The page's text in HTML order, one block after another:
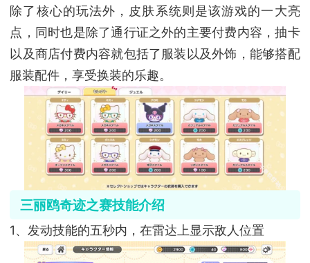
除了核心的玩法外，皮肤系统则是该游戏的一大亮
点，同时也是除了通行证之外的主要付费内容，抽卡
以及商店付费内容就包括了服装以及外饰，能够搭配
服装配件，享受换装的乐趣。
三丽鸥奇迹之赛技能介绍
1、发动技能的五秒内，在雷达上显示敌人位置